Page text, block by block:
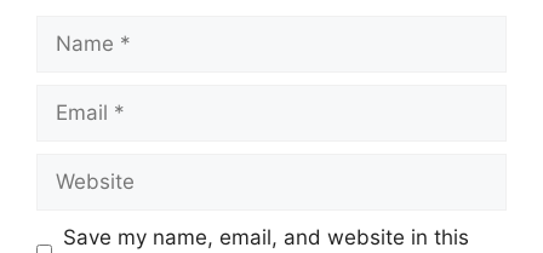
Save my name, email, and website in this